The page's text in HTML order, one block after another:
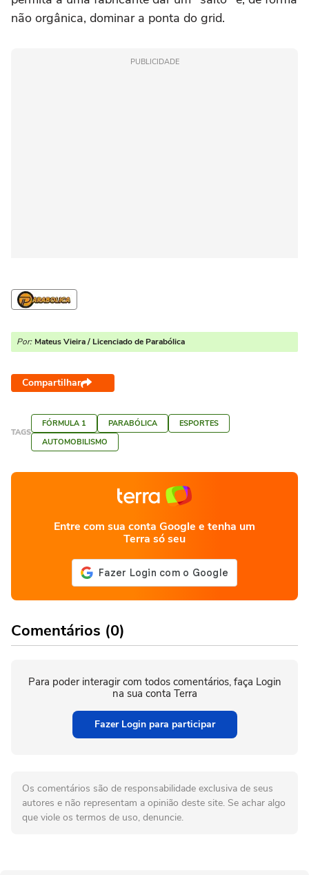
não orgânica, dominar a ponta do grid.
PUBLICIDADE
Por: Mateus Vieira / Licenciado de Parabólica
Compartilhar
TAGS
FÓRMULA 1 PARABÓLICA
ESPORTES
AUTOMOBILISMO
Entre com sua conta Google e tenha um
Terra só seu
Comentários (0)
Para poder interagir com todos comentários, faça Login
na sua conta Terra
Fazer Login para participar
Os comentários são de responsabilidade exclusiva de seus
autores e não representam a opinião deste site. Se achar algo
que viole os termos de uso, denuncie.